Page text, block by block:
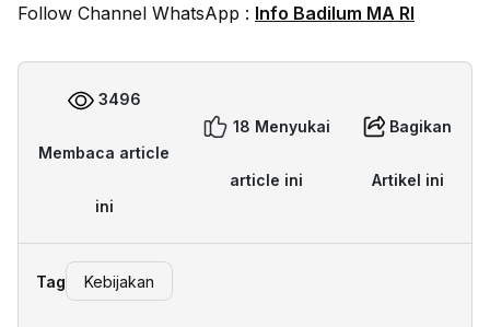
Follow Channel WhatsApp : Info Badilum MA RI
3496
Membaca article
ini
18 Menyukai
article ini
Bagikan
Artikel ini
Tag Kebijakan